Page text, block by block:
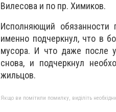
Вилесова и по пр. Химиков.
Исполняющий обязанности
именно подчеркнул, что в
мусора. И что даже после
снова, и подчеркнул
жильцов.
Якщо ви помітили помилку, виділіть